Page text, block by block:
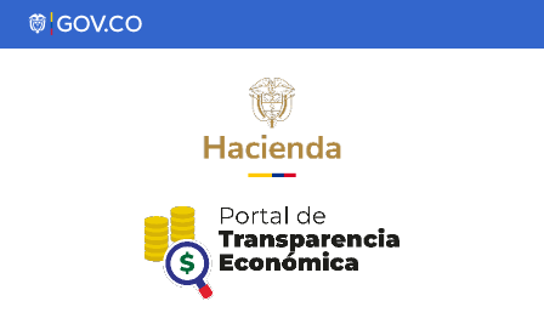
Saltar al contenido principal